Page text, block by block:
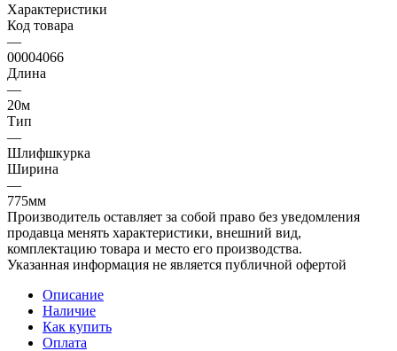
Характеристики
Код товара
—
00004066
Длина
—
20м
Тип
—
Шлифшкурка
Ширина
—
775мм
Производитель оставляет за собой право без уведомления
продавца менять характеристики, внешний вид,
комплектацию товара и место его производства.
Указанная информация не является публичной офертой
Описание
Наличие
Как купить
Оплата